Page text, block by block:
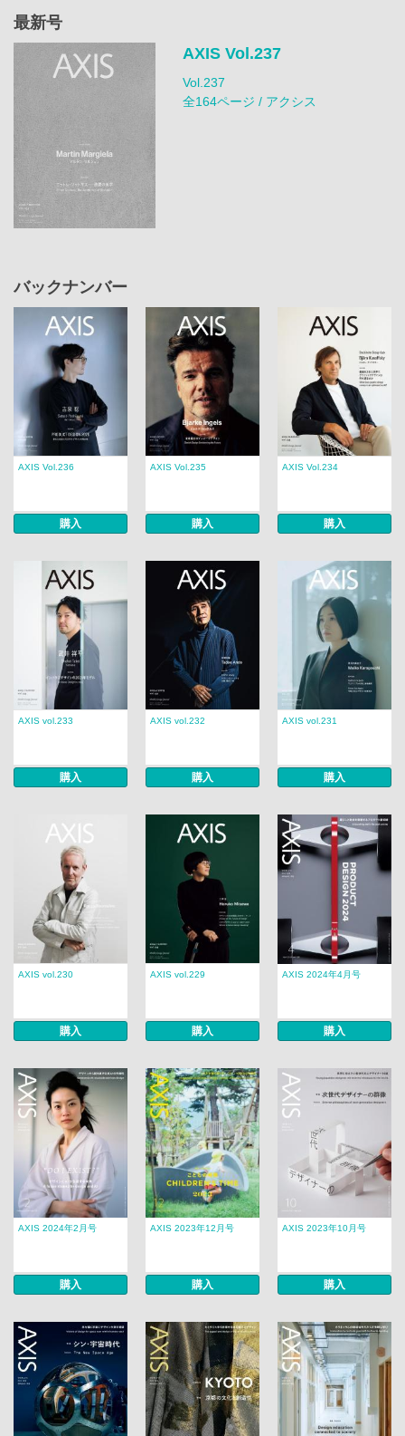
最新号
AXIS Vol.237
Vol.237
全164ページ / アクシス
バックナンバー
AXIS Vol.236
購入
AXIS Vol.235
購入
AXIS Vol.234
購入
AXIS vol.233
購入
AXIS vol.232
購入
AXIS vol.231
購入
AXIS vol.230
購入
AXIS vol.229
購入
AXIS 2024年4月号
購入
AXIS 2024年2月号
購入
AXIS 2023年12月号
購入
AXIS 2023年10月号
購入